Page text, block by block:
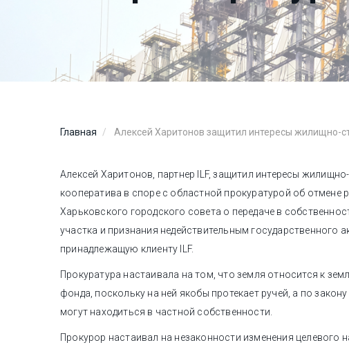
Главная Алексей Харитонов защитил интересы жилищно-
Алексей Харитонов, партнер ILF, защитил интересы
кооператива в споре с областной прокуратурой об отмене
Харьковского городского совета о передаче в
участка и признания недействительным государственного
принадлежащую клиенту ILF.
Прокуратура настаивала на том, что земля относится к
фонда, поскольку на ней якобы протекает ручей, а по закону
могут находиться в частной собственности.
Прокурор настаивал на незаконности изменения целевого